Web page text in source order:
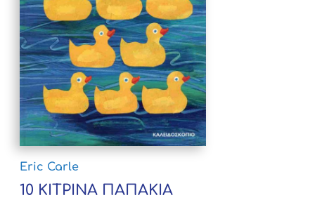
Eric Carle
10 ΚΙΤΡΙΝΑ ΠΑΠΑΚΙΑ